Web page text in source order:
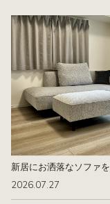
新居にお洒落なソファを
2026.07.27